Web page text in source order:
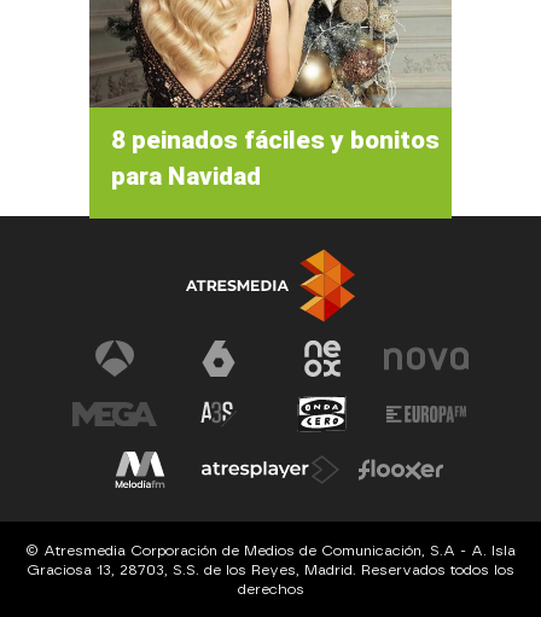
8 peinados fáciles y bonitos
para Navidad
© Atresmedia Corporación de Medios de Comunicación, S.A - A. Isla
Graciosa 13, 28703, S.S. de los Reyes, Madrid. Reservados todos los
derechos